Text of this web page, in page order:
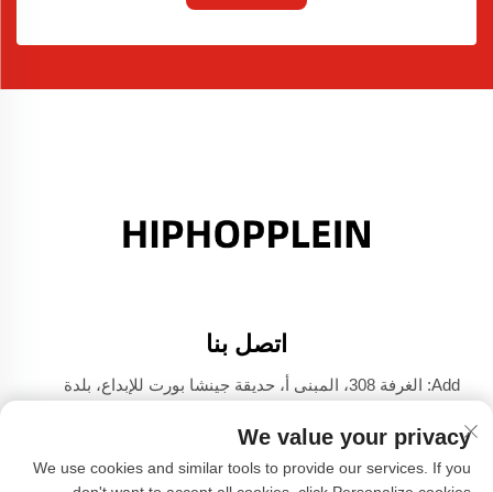
اتصل بنا
Add: الغرفة 308، المبنى أ، حديقة جينشا بورت للإبداع، بلدة
الهاتف:+86-17304049586
البريد الإلكتروني:[email protected]
We value your privacy
We use cookies and similar tools to provide our services. If you